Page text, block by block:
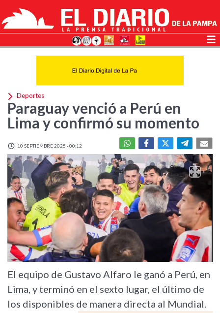
Deportes
Paraguay venció a Perú en
Lima y confirmó su momento
10 SEPTIEMBRE 2025 - 00:12
El equipo de Gustavo Alfaro le ganó a Perú, en
Lima, y terminó en el sexto lugar, el último de
los disponibles de manera directa al Mundial.